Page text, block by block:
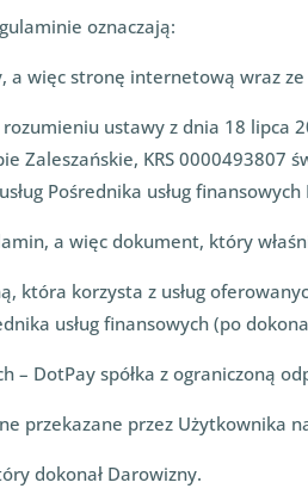
oznaczają:
więc stronę internetową wraz
rozumieniu ustawy z dnia 18 lipca
Zaleszańskie, KRS
Pośrednika usług
a więc dokument, który
która korzysta z usług
usług finansowych (po
– DotPay spółka z ograniczoną
przekazane przez Użytkownika
dokonał Darowizny.